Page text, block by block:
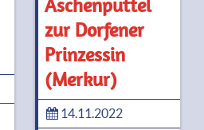
Aschenputtel
zur Dorfener
Prinzessin
(Merkur)
14.11.2022